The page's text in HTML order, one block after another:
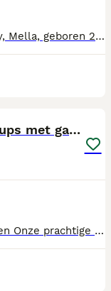
Wij hebben nog 1 teefje Maltipoo puppy, Mella, geboren 21-2-2026. Ze mag vanaf nu het nest verlaten. Mama is Maltipoo, papa dwergpoedel en volledig getest. Mama, foto 6, en papa, foto 7, wonen beiden bij ons. De puppy's zijn gechipt, alle vaccinaties incl. rabiës spuit, ontwormd volgens schema, nagekeken door onze dierenarts en geregistreerd bij NDG Nederland. Alle puppy's hebben een Europees Nederlands paspoort. Onze pups zijn geboren en opgegroeid in onze woonkamer zodat ze alle geluiden (tv, stofzuiger etc, meekrijgen voor een goede socialisatie. Wij zijn in bezit van UBN nummer. Wij zoeken voor onze pups een baasje voor het leven, die veel tijd aan de pups kunnen besteden, ze maken graag deel uit van het gezin. Als de pups verhuizen naar hun nieuwe baasjes krijgen ze brokjes voor de eerste weken, mandje, speeltjes, nestgeurtje mee. Tel.nr. 06-19346176 of mail adrutten@ziggo.nl
Prachtige kleine Maltipoo/Toy pups met garantie!🐶
Prachtige Maltipoo pups – hypoallergeen Onze prachtige Maltipoo pups zijn op zoek naar een liefdevol thuis. De moeder is een Maltipoo en de vader een Toy Poedel. De pups zijn hypoallergeen en verharen niet. De pups groeien bij ons in huis op en worden daardoor goed gesocialiseerd. Ze komen dagelijks in aanraking met mensen en kinderen en zijn gewend aan de geluiden van het dagelijkse gezinsleven. Voordat zij naar hun nieuwe baasje gaan, worden de pups nagekeken door de dierenarts en voorzien van een Europees dierenpaspoort. Daarnaast zijn zij gechipt, gevaccineerd en 3 keer ontwormd. Vanaf juli mogen de pups het nest verlaten. De pups zullen naar verwachting een volwassen gewicht bereiken van ongeveer 4 tot maximaal 5 kilo, met een schofthoogte van circa 25 cm. Vraagprijs: € 1950 per pup. U bent van harte welkom om geheel vrijblijvend kennis te komen maken met de pups. Onder het genot van een kop koffie of thee kunt u de pups ontmoeten en al uw vragen stellen. Mocht u nog op vakantie gaan, dan is later ophalen of tijdelijke opvang in overleg mogelijk. 🐾 Interesse? Neem gerust contact met ons op voor meer informatie of een vrijblijvende kennismaking. ☕️🐾